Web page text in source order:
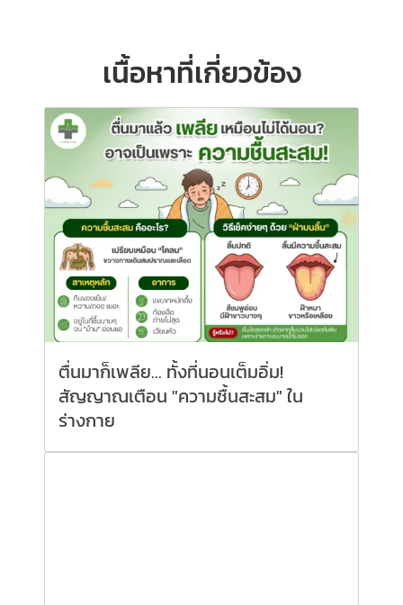
เนื้อหาที่เกี่ยวข้อง
ตื่นมาก็เพลีย... ทั้งที่นอนเต็มอิ่ม!
สัญญาณเตือน "ความชื้นสะสม" ใน
ร่างกาย